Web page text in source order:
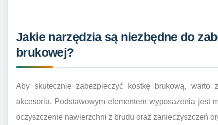
Jakie narzędzia są niezbędne do
brukowej?
Aby skutecznie zabezpieczyć kostkę brukową,
akcesoria. Podstawowym elementem wyposażenia jest
oczyszczenie nawierzchni z brudu oraz zanieczyszczeń